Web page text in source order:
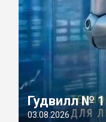
Гудвилл №
03.08.2026